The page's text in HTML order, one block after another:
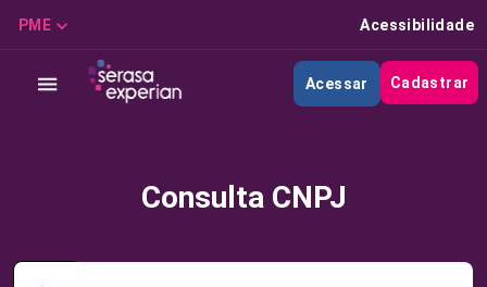
PME Acessibilidade
Acessar Cadastrar
Consulta CNPJ